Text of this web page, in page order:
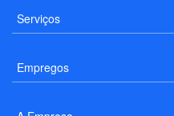
Serviços
Empregos